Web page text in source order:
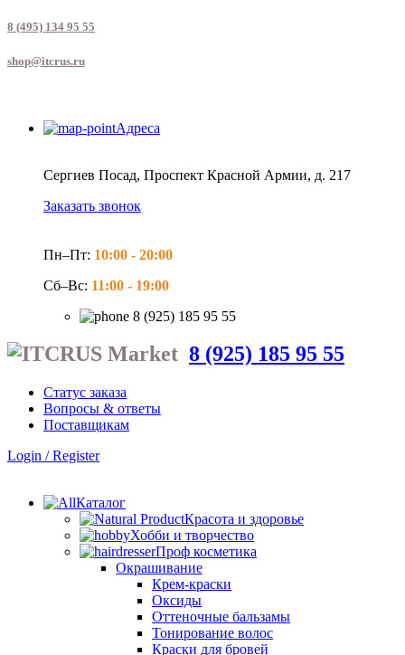
8 (495) 134 95 55
shop@itcrus.ru
Адреса
Сергиев Посад, Проспект Красной Армии, д. 217
Заказать звонок
Пн–Пт: 10:00 - 20:00
Сб–Вс: 11:00 - 19:00
8 (925) 185 95 55
8 (925) 185 95 55
Статус заказа
Вопросы & ответы
Поставщикам
Login / Register
Каталог
Красота и здоровье
Хобби и творчество
Проф косметика
Окрашивание
Крем-краски
Оксиды
Оттеночные бальзамы
Тонирование волос
Краски для бровей